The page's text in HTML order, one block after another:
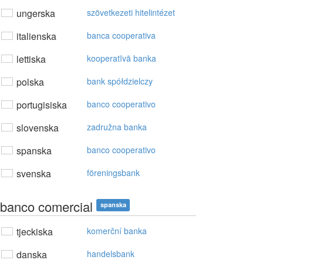
ungerska szövetkezeti hitelintézet
italienska banca cooperativa
lettiska kooperatīvā banka
polska bank spółdzielczy
portugisiska banco cooperativo
slovenska zadružna banka
spanska banco cooperativo
svenska föreningsbank
banco comercial spanska
tjeckiska komerční banka
danska handelsbank